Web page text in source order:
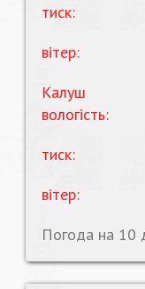
тиск:
вітер:
Калуш
вологість:
тиск:
вітер:
Погода на 10